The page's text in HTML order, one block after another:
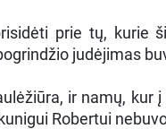
prie tų, kurie
judėjimas
ir namų, kur
Robertui